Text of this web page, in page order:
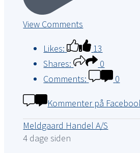
View Comments
Likes:
13
Shares:
0
Comments:
0
Kommenter på
Meldgaard Handel A/S
4 dage siden